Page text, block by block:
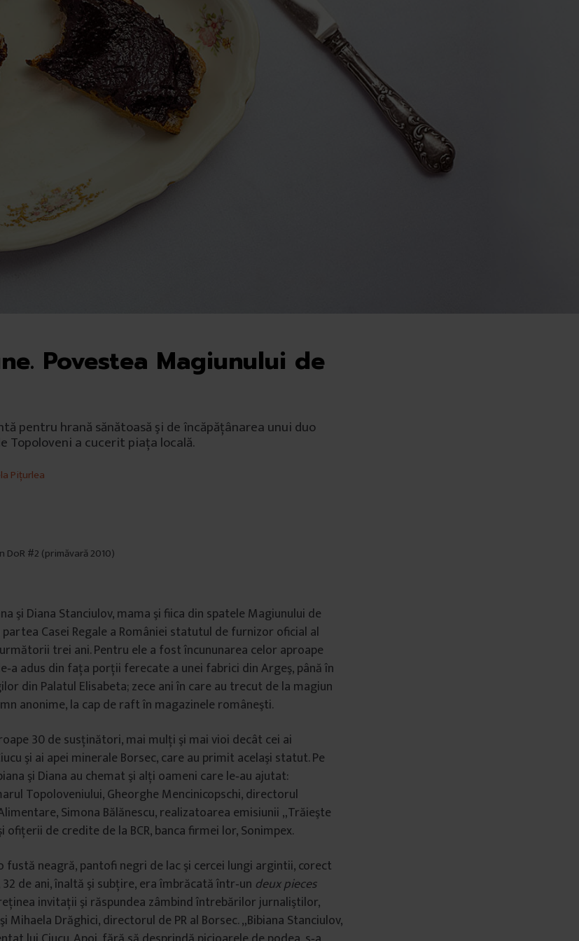
Povestea Magiunului de
pentru hrană sănătoasă şi de încăpăţânarea unui duo
Topoloveni a cucerit piaţa locală.
Pițurlea
#2 (primăvară 2010)
şi Diana Stanciulov, mama şi fiica din spatele Magiunului de
Casei Regale a României statutul de furnizor oficial al
trei ani. Pentru ele a fost încununarea celor aproape
adus din faţa porţii ferecate a unei fabrici din Argeş, până în
din Palatul Elisabeta; zece ani în care au trecut de la magiun
anonime, la cap de raft în magazinele româneşti.
30 de susţinători, mai mulţi şi mai vioi decât cei ai
şi ai apei minerale Borsec, care au primit acelaşi statut. Pe
şi Diana au chemat şi alţi oameni care le‐au ajutat:
Topoloveniului, Gheorghe Mencinicopschi, directorul
Simona Bălănescu, realizatoarea emisiunii „Trăieşte
ofiţerii de credite de la BCR, banca firmei lor, Sonimpex.
fustă neagră, pantofi negri de lac şi cercei lungi argintii, corect
de ani, înaltă şi subţire, era îmbrăcată într‐un deux pieces
invitaţii şi răspundea zâmbind întrebărilor jurnaliştilor,
Mihaela Drăghici, directorul de PR al Borsec. „Bibiana Stanciulov,